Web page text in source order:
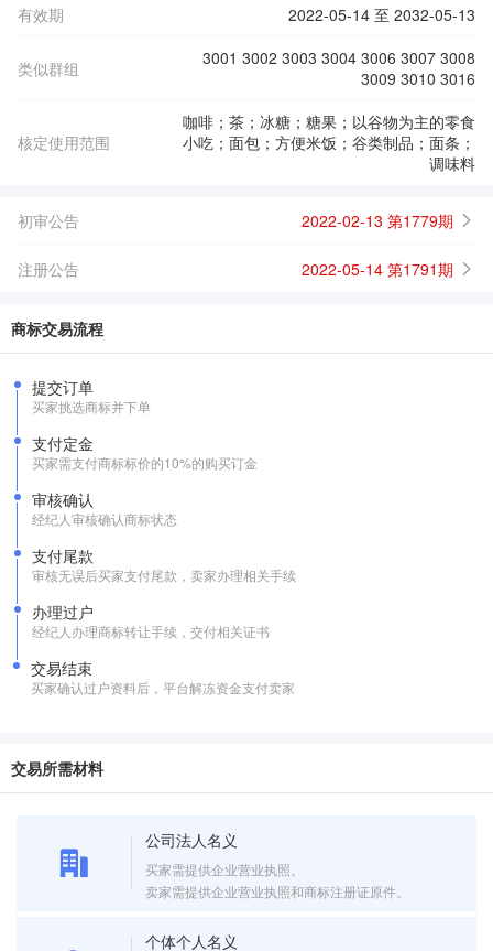
有效期
2022-05-14 至 2032-05-13
类似群组
3001 3002 3003 3004 3006 3007 3008
3009 3010 3016
核定使用范围
咖啡；茶；冰糖；糖果；以谷物为主的零食
小吃；面包；方便米饭；谷类制品；面条；
调味料
初审公告 2022-02-13 第1779期
注册公告 2022-05-14 第1791期
商标交易流程
提交订单
买家挑选商标并下单
支付定金
买家需支付商标标价的10%的购买订金
审核确认
经纪人审核确认商标状态
支付尾款
审核无误后买家支付尾款，卖家办理相关手续
办理过户
经纪人办理商标转让手续，交付相关证书
交易结束
买家确认过户资料后，平台解冻资金支付卖家
交易所需材料
公司法人名义
买家需提供企业营业执照。
卖家需提供企业营业执照和商标注册证原件。
个体个人名义